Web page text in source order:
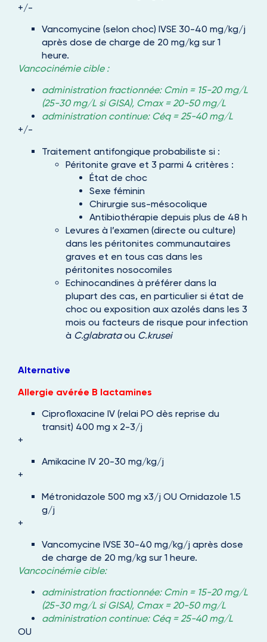
+/-
Vancomycine (selon choc) IVSE 30-40 mg/kg/j
après dose de charge de 20 mg/kg sur 1
heure.
Vancocinémie cible :
administration fractionnée: Cmin = 15-20 mg/L
(25-30 mg/L si GISA), Cmax = 20-50 mg/L
administration continue: Céq = 25-40 mg/L
+/-
Traitement antifongique probabiliste si :
Péritonite grave et 3 parmi 4 critères :
État de choc
Sexe féminin
Chirurgie sus-mésocolique
Antibiothérapie depuis plus de 48 h
Levures à l’examen (directe ou culture)
dans les péritonites communautaires
graves et en tous cas dans les
péritonites nosocomiles
Echinocandines à préférer dans la
plupart des cas, en particulier si état de
choc ou exposition aux azolés dans les 3
mois ou facteurs de risque pour infection
à C.glabrataou C.krusei
Alternative
Allergie avérée B lactamines
Ciprofloxacine IV (relai PO dès reprise du
transit) 400 mg x 2-3/j
+
Amikacine IV 20-30 mg/kg/j
+
Métronidazole 500 mg x3/j OU Ornidazole 1.5
g/j
+
Vancomycine IVSE 30-40 mg/kg/j après dose
de charge de 20 mg/kg sur 1 heure.
Vancocinémie cible:
administration fractionnée: Cmin = 15-20 mg/L
(25-30 mg/L si GISA), Cmax = 20-50 mg/L
administration continue: Céq = 25-40 mg/L
OU